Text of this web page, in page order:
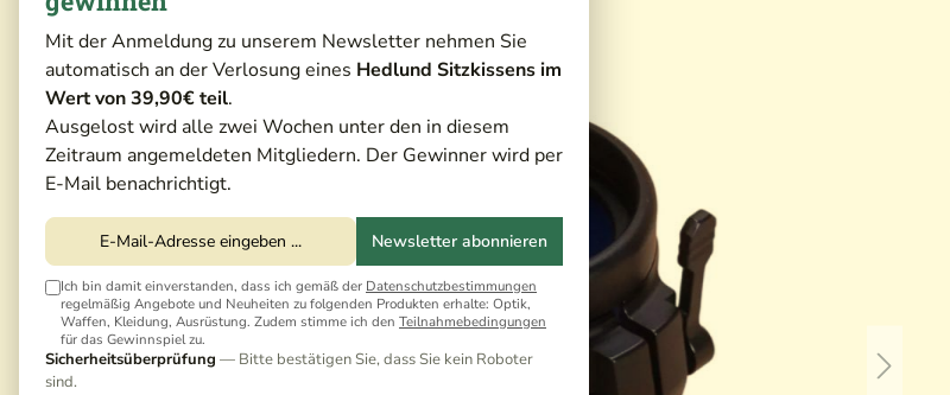
Mit der Anmeldung zu unserem Newsletter nehmen Sie
automatisch an der Verlosung eines Hedlund Sitzkissens im
Wert von 39,90€ teil.
Ausgelost wird alle zwei Wochen unter den in diesem
Zeitraum angemeldeten Mitgliedern. Der Gewinner wird per
E-Mail benachrichtigt.
Newsletter abonnieren
Ich bin damit einverstanden, dass ich gemäß der Datenschutzbestimmungen
regelmäßig Angebote und Neuheiten zu folgenden Produkten erhalte: Optik,
Waffen, Kleidung, Ausrüstung. Zudem stimme ich den Teilnahmebedingungen
für das Gewinnspiel zu.
Sicherheitsüberprüfung — Bitte bestätigen Sie, dass Sie kein Roboter
sind.